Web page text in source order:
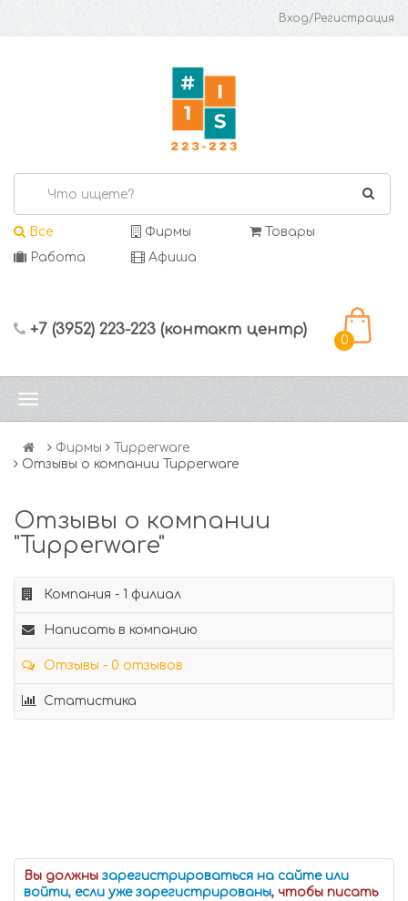
Вход/Регистрация
Все Фирмы
Товары
Работа
Афиша
+7 (3952) 223-223 (контакт центр)
0
Фирмы
Tupperware
Отзывы о компании Tupperware
Отзывы о компании
"Tupperware"
Компания - 1 филиал
Написать в компанию
Отзывы - 0 отзывов
Статистика
Вы должны зарегистрироваться на сайте или
войти, если уже зарегистрированы, чтобы писать